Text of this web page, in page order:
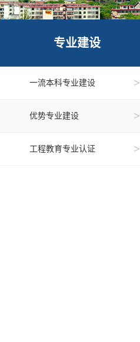
专业建设
一流本科专业建设 >
优势专业建设 >
工程教育专业认证 >